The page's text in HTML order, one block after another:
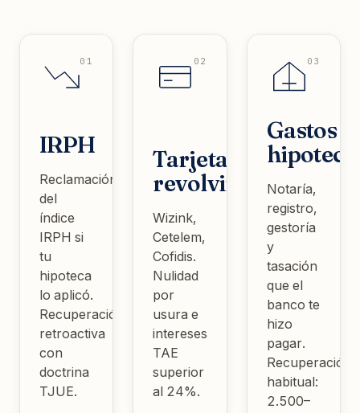
01
IRPH
Reclamación
del
índice
IRPH si
tu
hipoteca
lo aplicó.
Recuperación
retroactiva
con
doctrina
TJUE.
02
Tarjetas
revolving
Wizink,
Cetelem,
Cofidis.
Nulidad
por
usura e
intereses
TAE
superior
al 24%.
03
Gastos
Notaría,
registro,
gestoría
y
tasación
que el
banco te
hizo
pagar.
Recuperación
habitual:
2.500–